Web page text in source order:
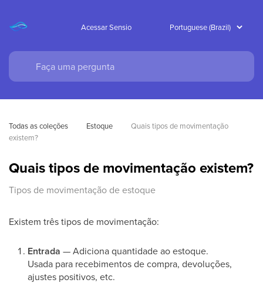
Acessar Sensio
Todas as coleções Estoque
Quais tipos de movimentação
existem?
Quais tipos de movimentação existem?
Tipos de movimentação de estoque
Existem três tipos de movimentação:
Entrada — Adiciona quantidade ao estoque.
Usada para recebimentos de compra, devoluções,
ajustes positivos, etc.